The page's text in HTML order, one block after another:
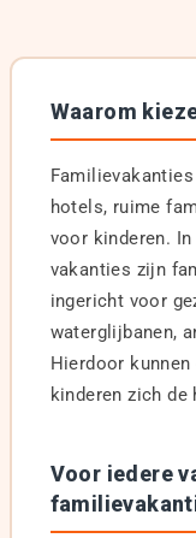
Waarom
hotels, ruime
voor kinderen.
vakanties zijn
ingericht voor
waterglijbanen,
Hierdoor
kinderen zich de
Voor iedere